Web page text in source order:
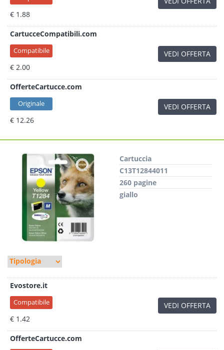
€ 1.88
CartucceCompatibili.com
Compatibile
€ 2.00
VEDI OFFERTA
OfferteCartucce.com
Originale
€ 12.26
VEDI OFFERTA
Cartuccia
C13T12844011
260 pagine
giallo
Evostore.it
Compatibile
€ 1.42
VEDI OFFERTA
OfferteCartucce.com